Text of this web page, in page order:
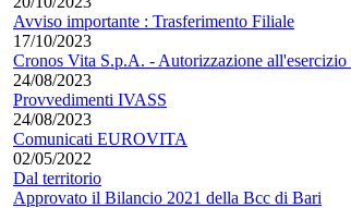
Avviso importante : Trasferimento Filiale
17/10/2023
Cronos Vita S.p.A. - Autorizzazione
24/08/2023
Provvedimenti IVASS
24/08/2023
Comunicati EUROVITA
02/05/2022
Dal territorio
Approvato il Bilancio 2021 della Bcc di Bari